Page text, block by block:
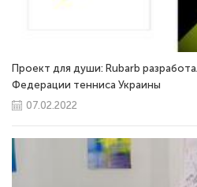
Проект для души: Rubarb
Федерации тенниса Украины
07.02.2022